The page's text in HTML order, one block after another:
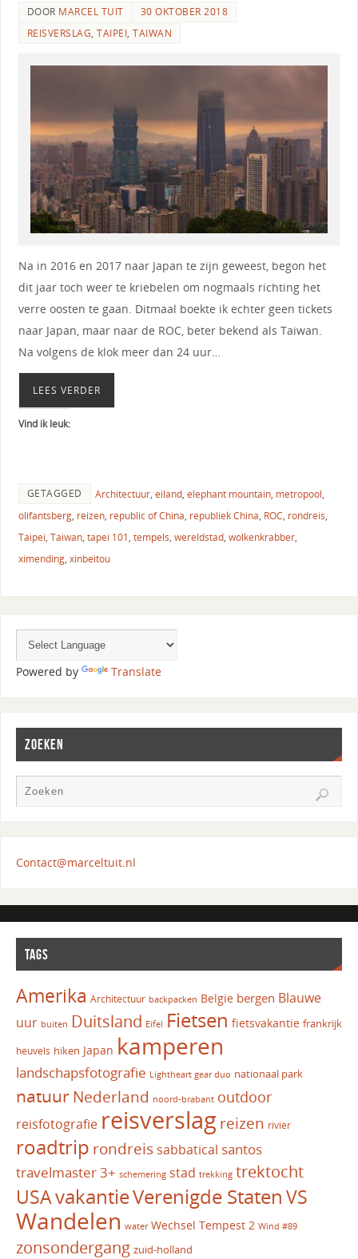
DOOR MARCEL TUIT
30 OKTOBER 2018
REISVERSLAG,TAIPEI,TAIWAN
Na in 2016 en 2017 naar Japan te zijn geweest, begon het
dit jaar toch weer te kriebelen om nogmaals richting het
verre oosten te gaan. Ditmaal boekte ik echter geen tickets
naar Japan, maar naar de ROC, beter bekend als Taiwan.
Na volgens de klok meer dan 24 uur…
LEES VERDER
Vind ik leuk:
GETAGGED Architectuur, eiland, elephant mountain, metropool,
olifantsberg, reizen, republic of China, republiek China, ROC, rondreis,
Taipei, Taiwan, tapei 101, tempels, wereldstad, wolkenkrabber,
ximending, xinbeitou
Powered by Translate
ZOEKEN
Contact@marceltuit.nl
TAGS
Amerika Architectuur backpacken Belgie bergen Blauwe
uur buiten Duitsland Eifel Fietsen fietsvakantie frankrijk
heuvels hiken Japan kamperen
landschapsfotografie Lightheart gear duo nationaal park
natuur Nederland noord-brabant outdoor
reisfotografie reisverslag reizen rivier
roadtrip rondreis sabbatical santos
travelmaster 3+ schemering stad trekking trektocht
USAvakantieVerenigde StatenVS
Wandelen water Wechsel Tempest 2 Wind #89
zonsondergang zuid-holland